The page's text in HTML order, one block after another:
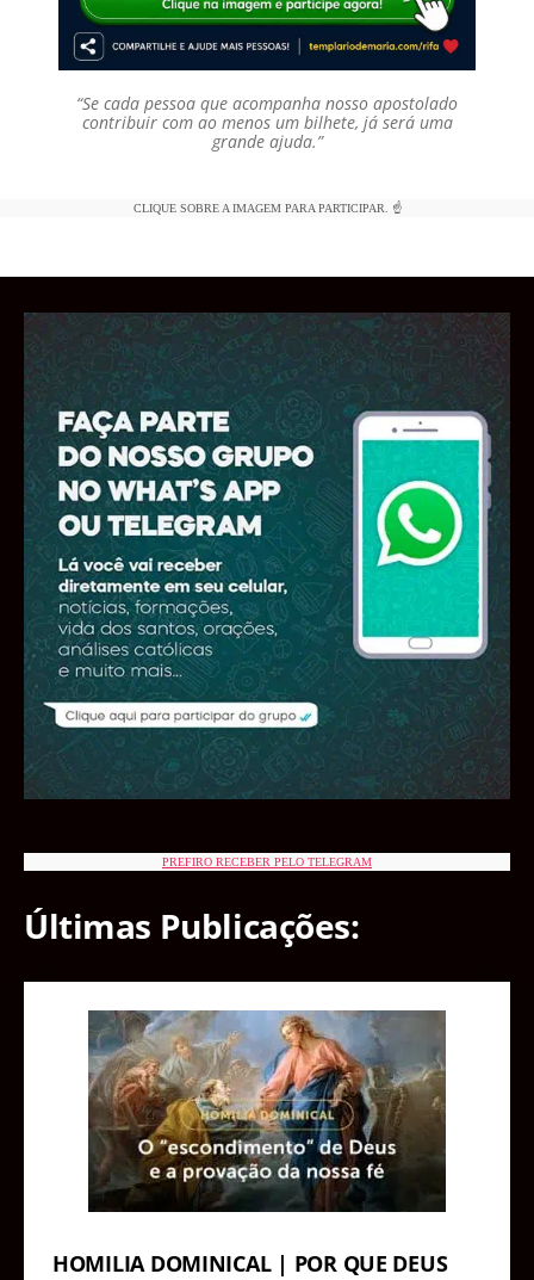
“Se cada pessoa que acompanha nosso apostolado
contribuir com ao menos um bilhete, já será uma
grande ajuda.”
CLIQUE SOBRE A IMAGEM PARA PARTICIPAR. ☝️
PREFIRO RECEBER PELO TELEGRAM
Últimas Publicações:
HOMILIA DOMINICAL | POR QUE DEUS